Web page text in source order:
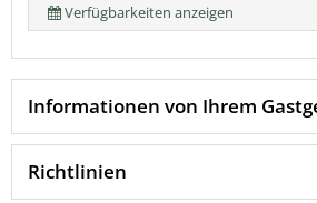
Verfügbarkeiten anzeigen
Informationen von Ihrem
Richtlinien